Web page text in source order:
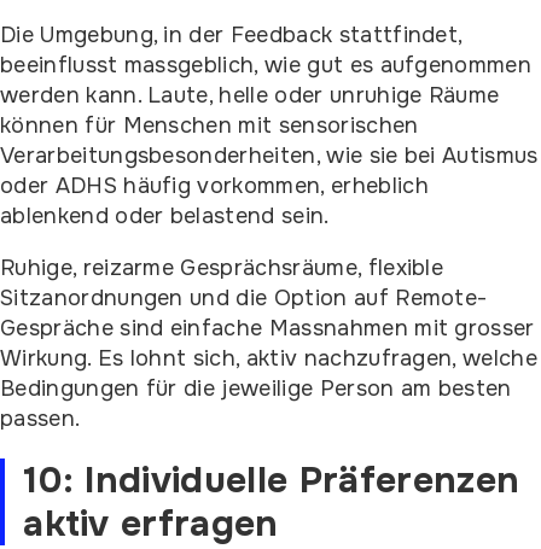
Die Umgebung, in der Feedback stattfindet,
beeinflusst massgeblich, wie gut es aufgenommen
werden kann. Laute, helle oder unruhige Räume
können für Menschen mit sensorischen
Verarbeitungsbesonderheiten, wie sie bei Autismus
oder ADHS häufig vorkommen, erheblich
ablenkend oder belastend sein.
Ruhige, reizarme Gesprächsräume, flexible
Sitzanordnungen und die Option auf Remote-
Gespräche sind einfache Massnahmen mit grosser
Wirkung. Es lohnt sich, aktiv nachzufragen, welche
Bedingungen für die jeweilige Person am besten
passen.
10: Individuelle Präferenzen
aktiv erfragen